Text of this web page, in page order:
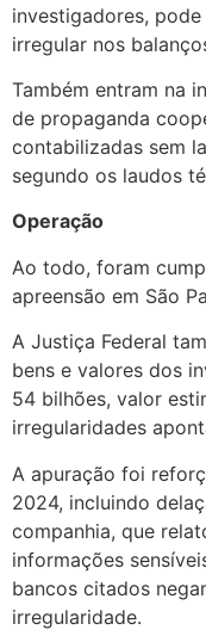
investigadores,
irregular nos
Também entram na
de propaganda
contabilizadas sem
segundo os laudos
Operação
Ao todo, foram
apreensão em São
A Justiça Federal
bens e valores dos
54 bilhões, valor
irregularidades
A apuração foi
2024, incluindo
companhia, que
informações
bancos citados
irregularidade.